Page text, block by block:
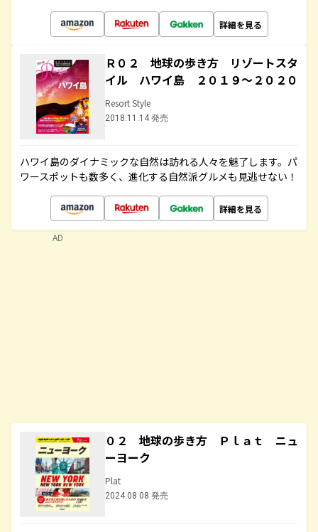
詳細を見る
Ｒ０２ 地球の歩き方 リゾートスタ
イル ハワイ島 ２０１９～２０２０
Resort Style
2018.11.14 発売
ハワイ島のダイナミックな自然は訪れる人々を魅了します。パ
ワースポットも数多く、進化する自然派グルメも見逃せない！
詳細を見る
０２ 地球の歩き方 Ｐｌａｔ ニュ
ーヨーク
Plat
2024.08.08 発売
AD